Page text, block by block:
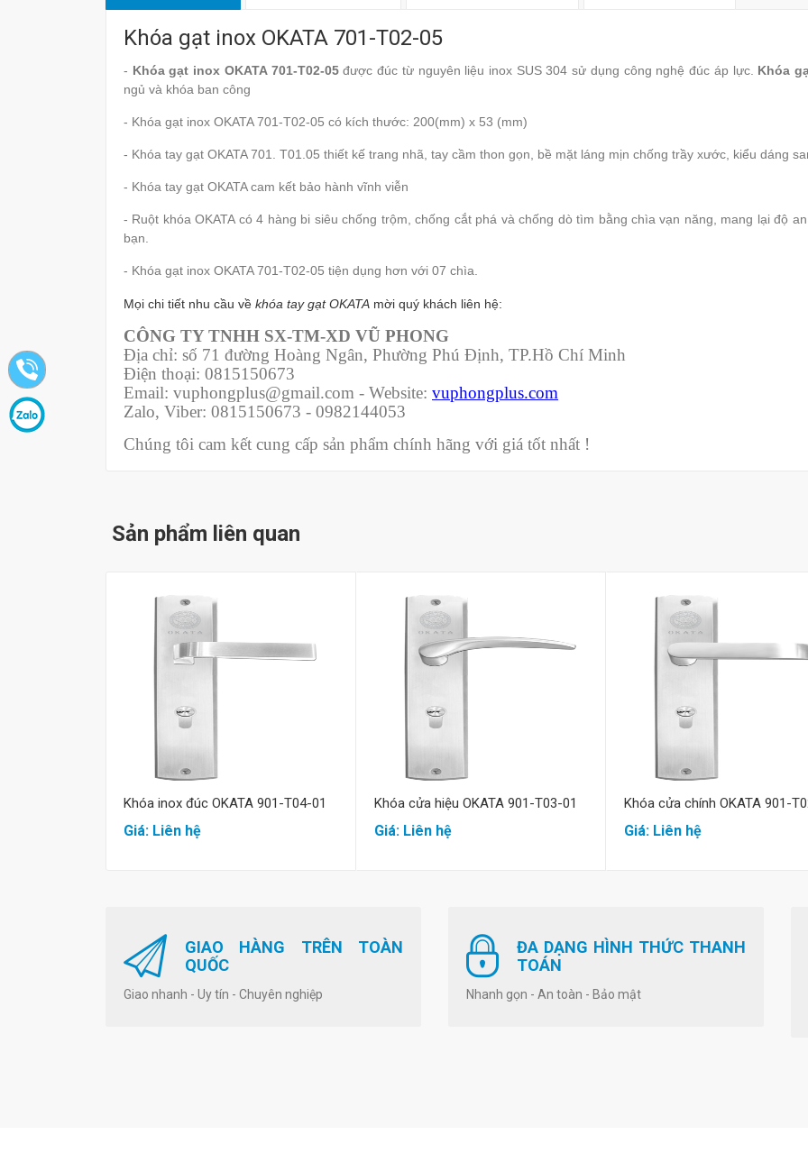
Khóa gạt inox OKATA 701-T02-05
- Khóa gạt inox OKATA 701-T02-05được đúc từ nguyên liệu inox SUS 304 sử dụng công nghệ đúc áp lực. Khóa
ngủ và khóa ban công
- Khóa gạt inox OKATA 701-T02-05 có kích thước: 200(mm) x 53 (mm)
- Khóa tay gạt OKATA 701. T01.05 thiết kế trang nhã, tay cầm thon gọn, bề mặt láng mịn chống trầy xước, kiểu dáng
- Khóa tay gạt OKATA cam kết bảo hành vĩnh viễn
- Ruột khóa OKATA có 4 hàng bi siêu chống trộm, chống cắt phá và chống dò tìm bằng chìa vạn năng, mang lại độ
bạn.
- Khóa gạt inox OKATA 701-T02-05 tiện dụng hơn với 07 chìa.
Mọi chi tiết nhu cầu về khóa tay gạt OKATA mời quý khách liên hệ:
CÔNG TY TNHH SX-TM-XD VŨ PHONG
Địa chỉ: số 71 đường Hoàng Ngân, Phường Phú Định, TP.Hồ Chí Minh
Điện thoại: 0815150673
Email: vuphongplus@gmail.com - Website: vuphongplus.com
Zalo, Viber: 0815150673 - 0982144053
Chúng tôi cam kết cung cấp sản phẩm chính hãng với giá tốt nhất !
Sản phẩm liên quan
Khóa inox đúc OKATA 901-T04-01
Giá: Liên hệ
Khóa cửa hiệu OKATA 901-T03-01
Giá: Liên hệ
Khóa cửa chính OKATA 901-
Giá: Liên hệ
GIAO HÀNG TRÊN TOÀN
QUỐC
Giao nhanh - Uy tín - Chuyên nghiệp
ĐA DẠNG HÌNH THỨC THANH
TOÁN
Nhanh gọn - An toàn - Bảo mật